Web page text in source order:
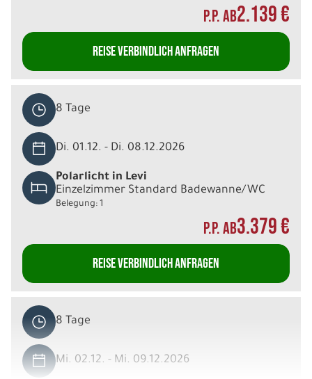
P.P. AB2.139 €
REISE VERBINDLICH ANFRAGEN
8 Tage
Di. 01.12. - Di. 08.12.2026
Polarlicht in Levi
Einzelzimmer Standard Badewanne/WC
Belegung: 1
P.P. AB3.379 €
REISE VERBINDLICH ANFRAGEN
8 Tage
Mi. 02.12. - Mi. 09.12.2026